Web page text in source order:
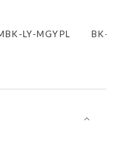
LY-MGYPL BK-
⌵